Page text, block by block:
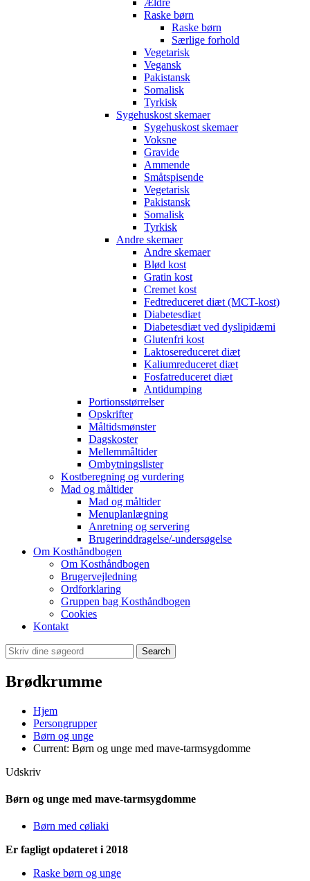
Ældre
Raske børn
Raske børn
Særlige forhold
Vegetarisk
Vegansk
Pakistansk
Somalisk
Tyrkisk
Sygehuskost skemaer
Sygehuskost skemaer
Voksne
Gravide
Ammende
Småtspisende
Vegetarisk
Pakistansk
Somalisk
Tyrkisk
Andre skemaer
Andre skemaer
Blød kost
Gratin kost
Cremet kost
Fedtreduceret diæt (MCT-kost)
Diabetesdiæt
Diabetesdiæt ved dyslipidæmi
Glutenfri kost
Laktosereduceret diæt
Kaliumreduceret diæt
Fosfatreduceret diæt
Antidumping
Portionsstørrelser
Opskrifter
Måltidsmønster
Dagskoster
Mellemmåltider
Ombytningslister
Kostberegning og vurdering
Mad og måltider
Mad og måltider
Menuplanlægning
Anretning og servering
Brugerinddragelse/-undersøgelse
Om Kosthåndbogen
Om Kosthåndbogen
Brugervejledning
Ordforklaring
Gruppen bag Kosthåndbogen
Cookies
Kontakt
Search
Brødkrumme
Hjem
Persongrupper
Børn og unge
Current: Børn og unge med mave-tarmsygdomme
Udskriv
Børn og unge med mave-tarmsygdomme
Børn med cøliaki
Er fagligt opdateret i 2018
Raske børn og unge